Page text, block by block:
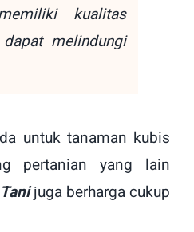
kualitas
melindungi
untuk tanaman kubis
pertanian yang lain
juga berharga cukup